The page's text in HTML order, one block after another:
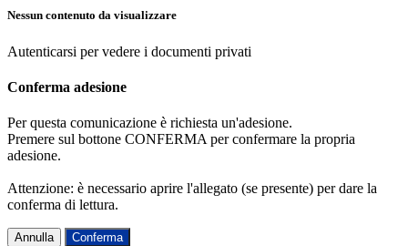
Nessun contenuto da visualizzare
Autenticarsi per vedere i documenti privati
Conferma adesione
Per questa comunicazione è richiesta un'adesione.
Premere sul bottone CONFERMA per confermare la propria
adesione.
Attenzione: è necessario aprire l'allegato (se presente) per dare la
conferma di lettura.
Annulla Conferma